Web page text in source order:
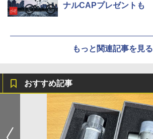
ナルCAPプレゼントも
もっと関連記事を見る
おすすめ記事